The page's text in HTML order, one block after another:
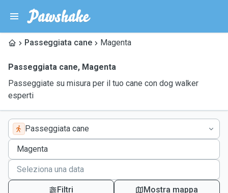
Passeggiata cane Magenta
Passeggiata cane, Magenta
Passeggiate su misura per il tuo cane con dog walker
esperti
Passeggiata cane
Filtri Mostra mappa